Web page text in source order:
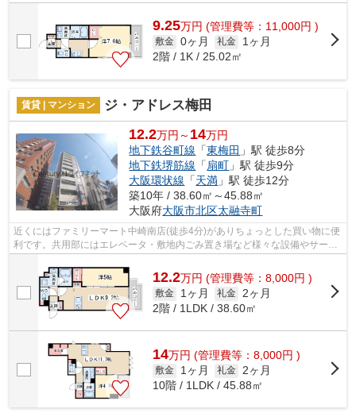
できる場所にあり、行き先に応じて乗車...
9.25万円 (管理費等：11,000円 )
敷金 0ヶ月 礼金
1ヶ月
2階 / 1K / 25.02㎡
賃貸 | マンション ジ・アドレス梅田
12.2万円～ 14万円
地下鉄谷町線 「東梅田 」駅 徒歩8分
地下鉄堺筋線 「扇町 」駅 徒歩9分
大阪環状線 「天満 」駅 徒歩12分
築10年 / 38.60㎡～45.88㎡
大阪府大阪市北区太融寺町
近くにはファミリーマート中崎南店(徒歩4分)がありちょっとした買い物に便
利です。共用部にはエレベータ・敷地内ごみ置き場など様々な設備やサービ
12.2万円 (管理費等：8,000円 )
敷金 1ヶ月 礼金
2ヶ月
2階 / 1LDK / 38.60㎡
14万円 (管理費等：8,000円 )
敷金 1ヶ月 礼金
2ヶ月
10階 / 1LDK / 45.88㎡